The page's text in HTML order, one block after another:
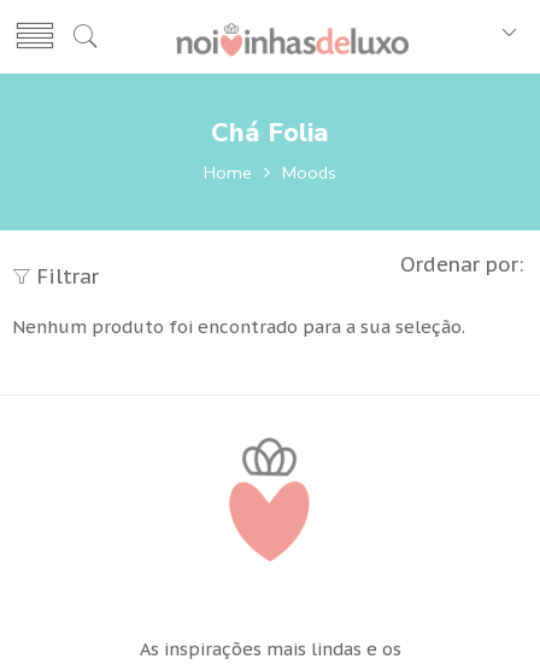
Chá Folia
Home Moods
Filtrar Ordenar por:
Nenhum produto foi encontrado para a sua seleção.
As inspirações mais lindas e os